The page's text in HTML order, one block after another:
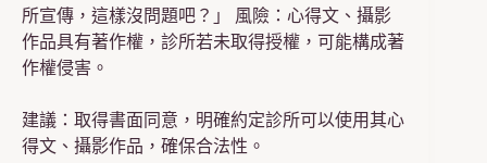
所宣傳，這樣沒問題吧？」 風險：心得文、攝影
作品具有著作權，診所若未取得授權，可能構成著
作權侵害。
建議：取得書面同意，明確約定診所可以使用其心
得文、攝影作品，確保合法性。